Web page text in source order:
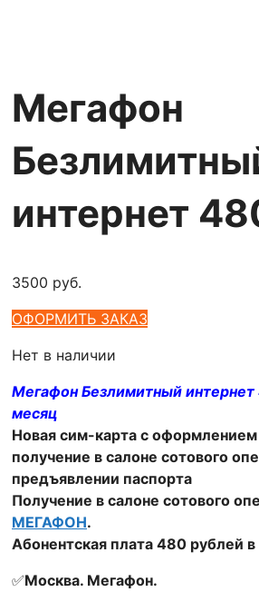
Мегафон
интернет
3500 руб.
ОФОРМИТЬ ЗАКАЗ
Нет в наличии
Мегафон Безлимитный
месяц
Новая сим-карта с
получение в салоне сотового
предъявлении паспорта
Получение в салоне сотового
МЕГАФОН.
Абонентская плата 480 рублей
✅️Москва. Мегафон.